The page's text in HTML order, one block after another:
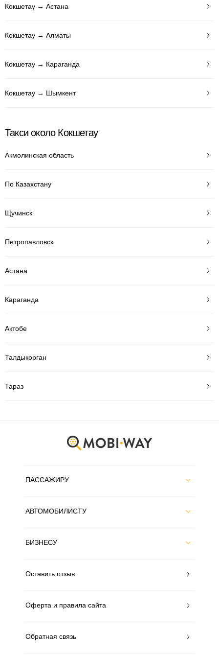
Кокшетау → Астана
Кокшетау → Алматы
Кокшетау → Караганда
Кокшетау → Шымкент
Такси около Кокшетау
Акмолинская область
По Казахстану
Щучинск
Петропавловск
Астана
Караганда
Актобе
Талдыкорган
Тараз
ПАССАЖИРУ
АВТОМОБИЛИСТУ
БИЗНЕСУ
Оставить отзыв
Оферта и правила сайта
Обратная связь